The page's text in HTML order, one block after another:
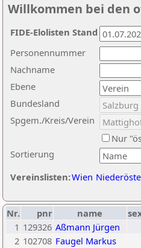
Willkommen bei den
Nachname
Ebene
Sortierung
Personennummer
Bundesland
Spgem./Kreis/Verein
Nur
Vereinslisten:Wien
FIDE-Elolisten Stand
Nr. pnr name
1 129326 Aßmann Jürgen
2 102708 Faugel Markus